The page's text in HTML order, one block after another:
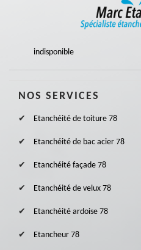
indisponible
NOS SERVICES
Etanchéité de toiture 78
Etanchéité de bac acier 78
Etanchéité façade 78
Etanchéité de velux 78
Etanchéité ardoise 78
Etancheur 78